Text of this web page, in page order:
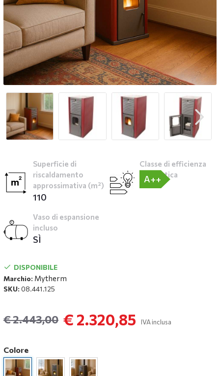
Superficie di
riscaldamento
approssimativa (m²)
110
Classe di efficienza
energetica
A++
Vaso di espansione
incluso
SÌ
DISPONIBILE
Marchio: Mytherm
SKU: 08.441.125
€ 2.320,85
€ 2.443,00 IVA inclusa
Colore